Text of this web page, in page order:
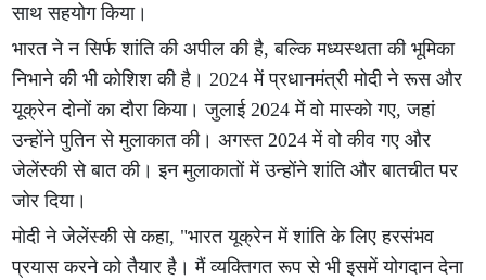
साथ सहयोग किया।
भारत ने न सिर्फ शांति की अपील की है, बल्कि मध्यस्थता की भूमिका
निभाने की भी कोशिश की है। 2024 में प्रधानमंत्री मोदी ने रूस और
यूक्रेन दोनों का दौरा किया। जुलाई 2024 में वो मास्को गए, जहां
उन्होंने पुतिन से मुलाकात की। अगस्त 2024 में वो कीव गए और
जेलेंस्की से बात की। इन मुलाकातों में उन्होंने शांति और बातचीत पर
जोर दिया।
मोदी ने जेलेंस्की से कहा, "भारत यूक्रेन में शांति के लिए हरसंभव
प्रयास करने को तैयार है। मैं व्यक्तिगत रूप से भी इसमें योगदान देना